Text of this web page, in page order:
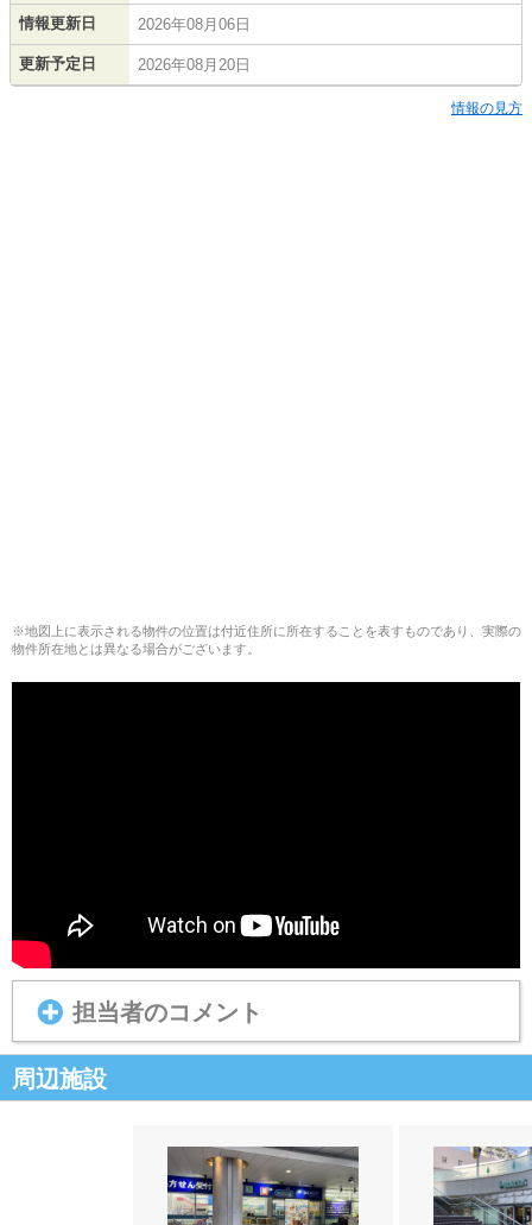
情報更新日 2026年08月06日
更新予定日 2026年08月20日
情報の見方
※地図上に表示される物件の位置は付近住所に所在することを表すものであり、実際の
物件所在地とは異なる場合がございます。
担当者のコメント
周辺施設